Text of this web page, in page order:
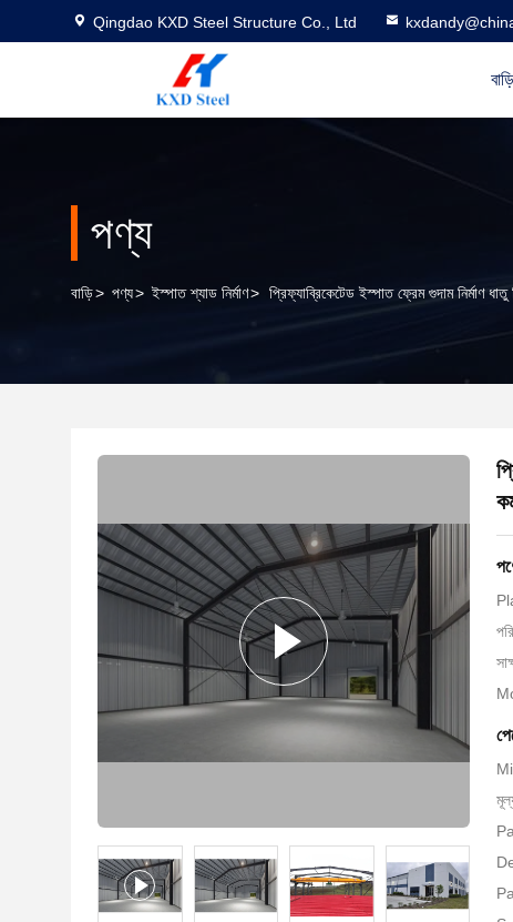
Qingdao KXD Steel Structure Co., Ltd
বাড়ি
পণ্য
বাড়ি> পণ্য> ইস্পাত শ্যাড নির্মাণ> প্রিফ্যাব্রিকেটেড ইস্পাত ফ্রেম গুদাম নির্মাণ